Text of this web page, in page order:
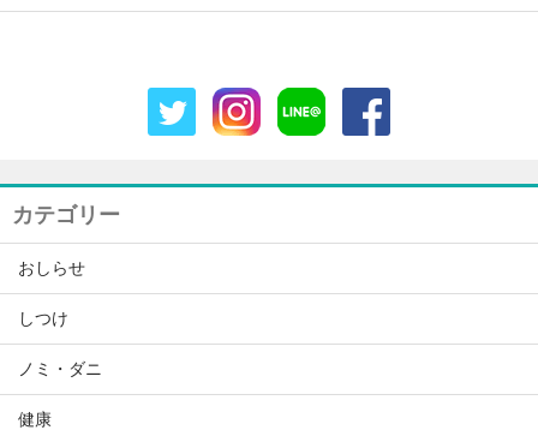
カテゴリー
おしらせ
しつけ
ノミ・ダニ
健康